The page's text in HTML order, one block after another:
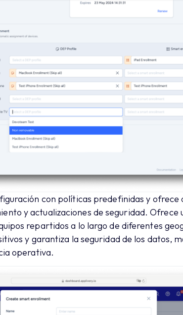
con políticas predefinidas y
y actualizaciones de seguridad. Ofrece
repartidos a lo largo de diferentes
y garantiza la seguridad de los datos,
operativa.